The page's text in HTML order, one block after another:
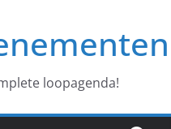
loopagenda!